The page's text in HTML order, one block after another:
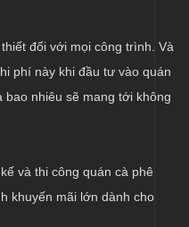
đối với mọi công trình. Và
phí này khi đầu tư vào quán
nhiêu sẽ mang tới không
và thi công quán cà phê
khuyến mãi lớn dành cho